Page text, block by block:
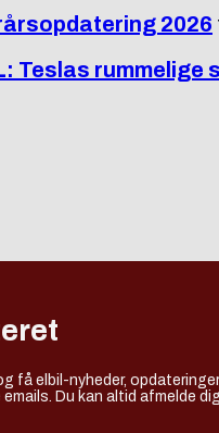
2026
Teslas
få elbil-nyheder,
Du kan altid afmelde